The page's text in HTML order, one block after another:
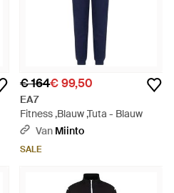
€ 164€ 99,50
EA7
Fitness ,Blauw ,Tuta - Blauw
Van Miinto
SALE